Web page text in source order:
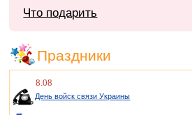
Что подарить
Праздники
8.08
День войск связи Украины